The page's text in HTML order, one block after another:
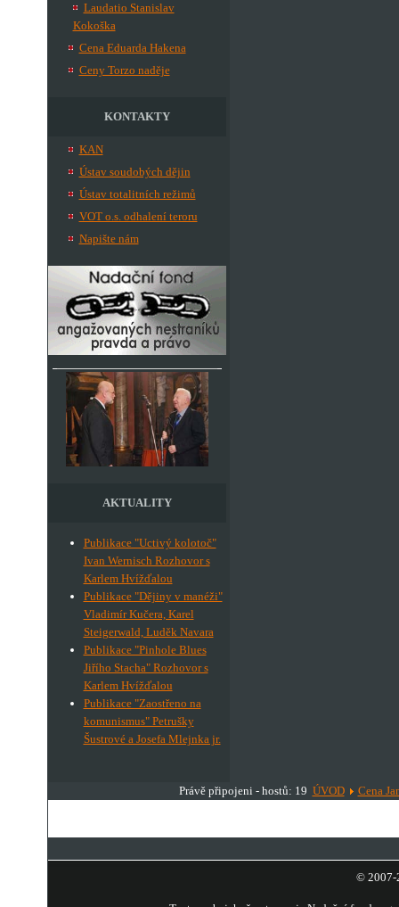
Laudatio Stanislav
Kokoška
Cena Eduarda Hakena
Ceny Torzo naděje
KONTAKTY
KAN
Ústav soudobých dějin
Ústav totalitních režimů
VOT o.s. odhalení teroru
Napište nám
AKTUALITY
Publikace "Uctivý kolotoč"
Ivan Wernisch Rozhovor s
Karlem Hvížďalou
Publikace "Dějiny v manéži"
Vladimír Kučera, Karel
Steigerwald, Luděk Navara
Publikace "Pinhole Blues
Jiřího Stacha" Rozhovor s
Karlem Hvížďalou
Publikace "Zaostřeno na
komunismus" Petrušky
Šustrové a Josefa Mlejnka jr.
Právě připojeni - hostů: 19 ÚVOD Cena
© 2007-